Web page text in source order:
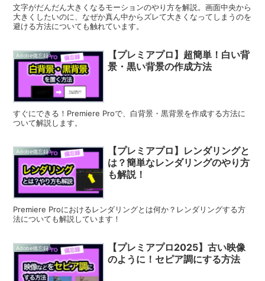
文字がだんだん大きくなるモーションのやり方を解説。画面中央から
大きくしたいのに、なぜか真ん中からズレて大きくなってしまうのを
避ける方法についても触れています。
Adobe備忘録
【プレミアプロ】超簡単！白い背
景・黒い背景の作成方法
すぐにできる！Premiere Proで、白背景・黒背景を作成する方法に
ついて解説します。
Adobe備忘録
【プレミアプロ】レンダリングと
は？簡単なレンダリングのやり方
も解説！
Premiere Proにおけるレンダリングとは何か？レンダリングする方
法についても解説しています！
Adobe備忘録
【プレミアプロ2025】古い映像
のように！セピア調にする方法